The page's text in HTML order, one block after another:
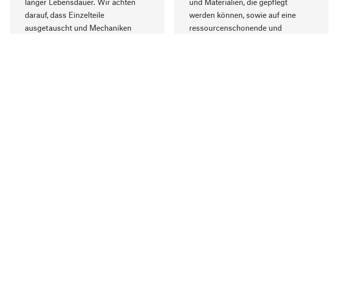
darauf, dass Einzelteile
ausgetauscht und Mechaniken
werden können, sowie auf eine
ressourcenschonende und